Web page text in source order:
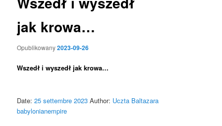
jak krowa…
Opublikowany2023-09-26
Wszedł i wyszedł jak krowa…
Date:25 settembre 2023 Author: Uczta Baltazara
babylonianempire